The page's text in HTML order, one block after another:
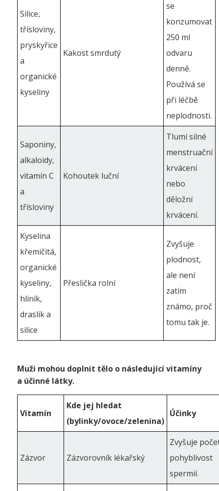
Silice,
třísloviny,
pryskyřice
a
organické
kyseliny
Kakost smrdutý
se
konzumovat
250 ml
odvaru
denně.
Používá se
při léčbě
neplodnosti.
Saponiny,
alkaloidy,
vitamín C
a
třísloviny
Kohoutek luční
Tlumí silné
menstruační
krvácení
nebo
děložní
krvácení.
Kyselina
křemičitá,
organické
kyseliny,
hliník,
draslík a
silice
Přeslička rolní
Zvyšuje
plodnost,
ale není
zatím
známo, proč
tomu tak je.
Muži mohou doplnit tělo o následující vitamíny
a účinné látky.
Vitamín
Kde jej hledat
(bylinky/ovoce/zelenina)
Účinky
Zázvor Zázvorovník lékařský
Zvyšuje
pohyblivost
spermií.